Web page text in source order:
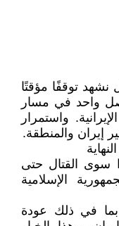
نشهد توقفًا مؤقتًا
واحد في مسار
واستمرار
والمنطقة.
سوى القتال حتى
الإسلامية
بما في ذلك عودة